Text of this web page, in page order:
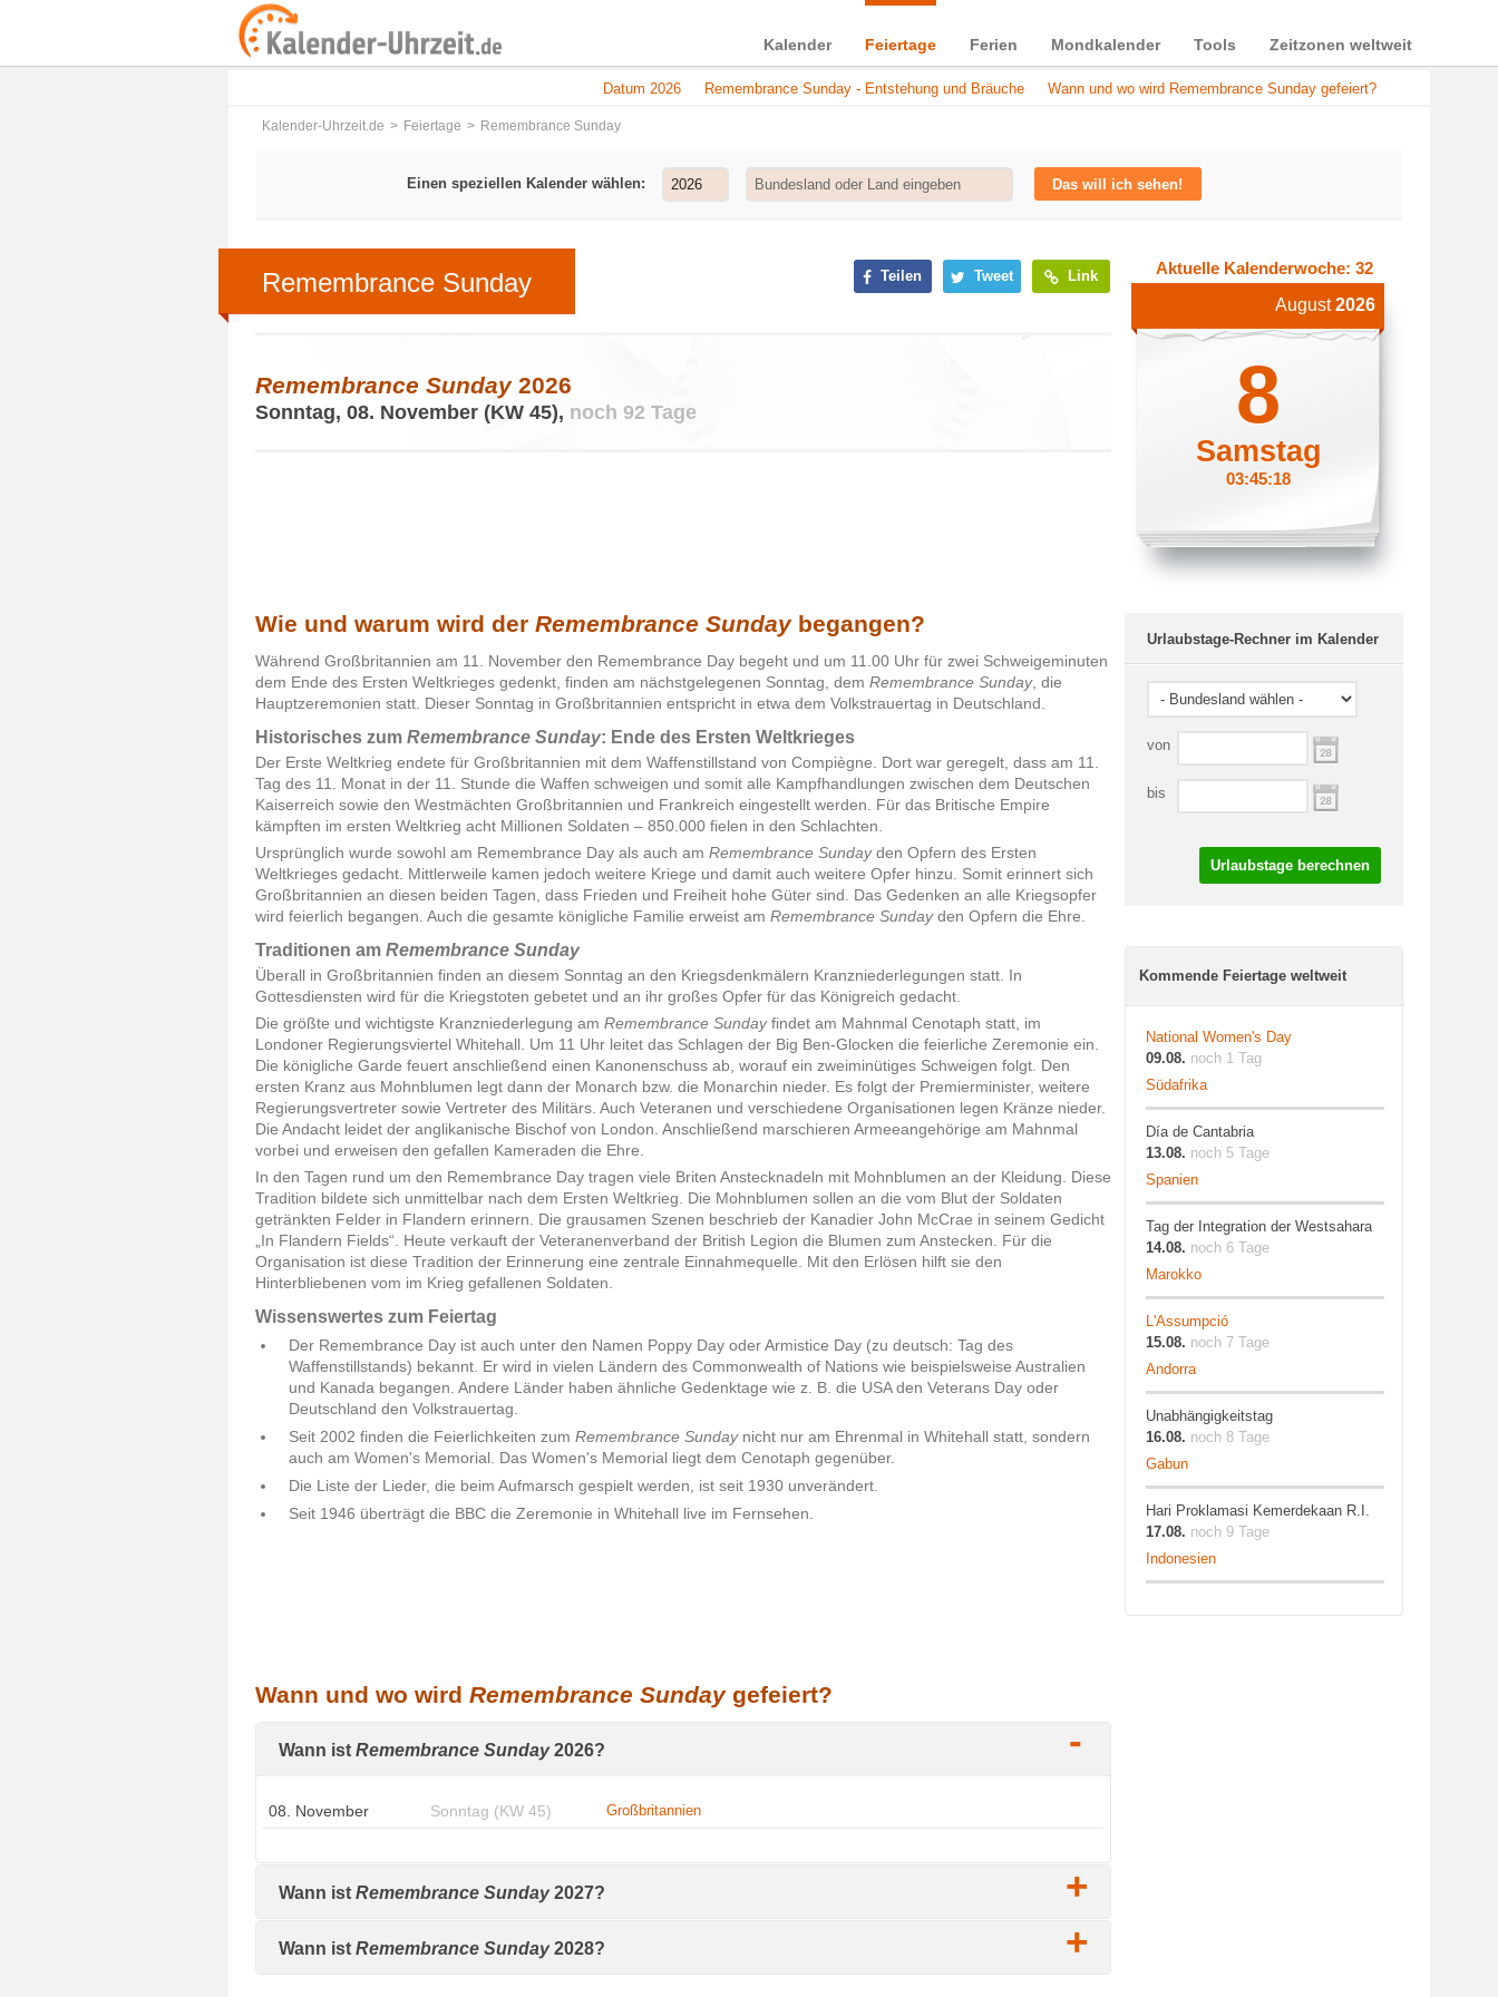
Kalender Feiertage Ferien Mondkalender Tools Zeitzonen weltweit
Datum 2026 Remembrance Sunday - Entstehung und Bräuche Wann und wo wird Remembrance Sunday gefeiert?
Kalender-Uhrzeit.de Feiertage Remembrance Sunday
Einen speziellen Kalender wählen: Das will ich sehen!
Teilen Tweet Link
Remembrance Sunday
Remembrance Sunday2026
Sonntag, 08. November (KW 45), noch 92 Tage
Wie und warum wird der Remembrance Sundaybegangen?
Während Großbritannien am 11. November den Remembrance Day begeht und um 11.00 Uhr für zwei Schweigeminuten
dem Ende des Ersten Weltkrieges gedenkt, finden am nächstgelegenen Sonntag, dem Remembrance Sunday, die
Hauptzeremonien statt. Dieser Sonntag in Großbritannien entspricht in etwa dem Volkstrauertag in Deutschland.
Historisches zum Remembrance Sunday: Ende des Ersten Weltkrieges
Der Erste Weltkrieg endete für Großbritannien mit dem Waffenstillstand von Compiègne. Dort war geregelt, dass am 11.
Tag des 11. Monat in der 11. Stunde die Waffen schweigen und somit alle Kampfhandlungen zwischen dem Deutschen
Kaiserreich sowie den Westmächten Großbritannien und Frankreich eingestellt werden. Für das Britische Empire
kämpften im ersten Weltkrieg acht Millionen Soldaten – 850.000 fielen in den Schlachten.
Ursprünglich wurde sowohl am Remembrance Day als auch am Remembrance Sundayden Opfern des Ersten
Weltkrieges gedacht. Mittlerweile kamen jedoch weitere Kriege und damit auch weitere Opfer hinzu. Somit erinnert sich
Großbritannien an diesen beiden Tagen, dass Frieden und Freiheit hohe Güter sind. Das Gedenken an alle Kriegsopfer
wird feierlich begangen. Auch die gesamte königliche Familie erweist am Remembrance Sundayden Opfern die Ehre.
Traditionen am Remembrance Sunday
Überall in Großbritannien finden an diesem Sonntag an den Kriegsdenkmälern Kranzniederlegungen statt. In
Gottesdiensten wird für die Kriegstoten gebetet und an ihr großes Opfer für das Königreich gedacht.
Die größte und wichtigste Kranzniederlegung am Remembrance Sundayfindet am Mahnmal Cenotaph statt, im
Londoner Regierungsviertel Whitehall. Um 11 Uhr leitet das Schlagen der Big Ben-Glocken die feierliche Zeremonie ein.
Die königliche Garde feuert anschließend einen Kanonenschuss ab, worauf ein zweiminütiges Schweigen folgt. Den
ersten Kranz aus Mohnblumen legt dann der Monarch bzw. die Monarchin nieder. Es folgt der Premierminister, weitere
Regierungsvertreter sowie Vertreter des Militärs. Auch Veteranen und verschiedene Organisationen legen Kränze nieder.
Die Andacht leidet der anglikanische Bischof von London. Anschließend marschieren Armeeangehörige am Mahnmal
vorbei und erweisen den gefallen Kameraden die Ehre.
In den Tagen rund um den Remembrance Day tragen viele Briten Anstecknadeln mit Mohnblumen an der Kleidung. Diese
Tradition bildete sich unmittelbar nach dem Ersten Weltkrieg. Die Mohnblumen sollen an die vom Blut der Soldaten
getränkten Felder in Flandern erinnern. Die grausamen Szenen beschrieb der Kanadier John McCrae in seinem Gedicht
„In Flandern Fields“. Heute verkauft der Veteranenverband der British Legion die Blumen zum Anstecken. Für die
Organisation ist diese Tradition der Erinnerung eine zentrale Einnahmequelle. Mit den Erlösen hilft sie den
Hinterbliebenen vom im Krieg gefallenen Soldaten.
Wissenswertes zum Feiertag
Der Remembrance Day ist auch unter den Namen Poppy Day oder Armistice Day (zu deutsch: Tag des
Waffenstillstands) bekannt. Er wird in vielen Ländern des Commonwealth of Nations wie beispielsweise Australien
und Kanada begangen. Andere Länder haben ähnliche Gedenktage wie z. B. die USA den Veterans Day oder
Deutschland den Volkstrauertag.
Seit 2002 finden die Feierlichkeiten zum Remembrance Sundaynicht nur am Ehrenmal in Whitehall statt, sondern
auch am Women's Memorial. Das Women's Memorial liegt dem Cenotaph gegenüber.
Die Liste der Lieder, die beim Aufmarsch gespielt werden, ist seit 1930 unverändert.
Seit 1946 überträgt die BBC die Zeremonie in Whitehall live im Fernsehen.
Wann und wo wird Remembrance Sundaygefeiert?
Wann ist Remembrance Sunday2026? -
08. November Sonntag (KW 45) Großbritannien
Wann ist Remembrance Sunday2027? +
Wann ist Remembrance Sunday2028? +
Aktuelle Kalenderwoche: 32
August2026
8
Samstag
03:45:18
Urlaubstage-Rechner im Kalender
von
bis
Urlaubstage berechnen
Kommende Feiertage weltweit
National Women's Day
09.08. noch 1 Tag
Südafrika
Día de Cantabria
13.08. noch 5 Tage
Spanien
Tag der Integration der Westsahara
14.08. noch 6 Tage
Marokko
L'Assumpció
15.08. noch 7 Tage
Andorra
Unabhängigkeitstag
16.08. noch 8 Tage
Gabun
Hari Proklamasi Kemerdekaan R.I.
17.08. noch 9 Tage
Indonesien